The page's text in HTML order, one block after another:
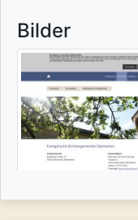
Bilder